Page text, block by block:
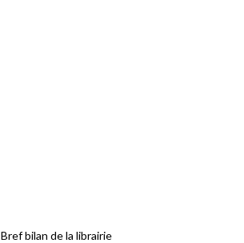
Bref bilan de la librairie